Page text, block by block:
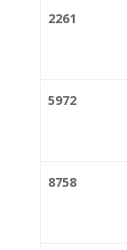
2261
5972
8758